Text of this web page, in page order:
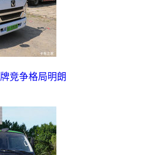
竞争格局明朗